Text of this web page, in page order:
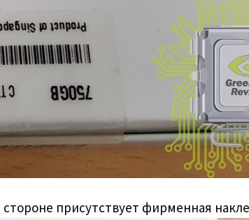
присутствует фирменная